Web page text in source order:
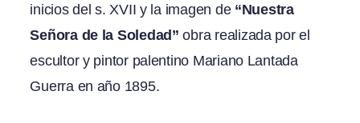
inicios del s. XVII y la imagen de “Nuestra
Señora de la Soledad” obra realizada por el
escultor y pintor palentino Mariano Lantada
Guerra en año 1895.